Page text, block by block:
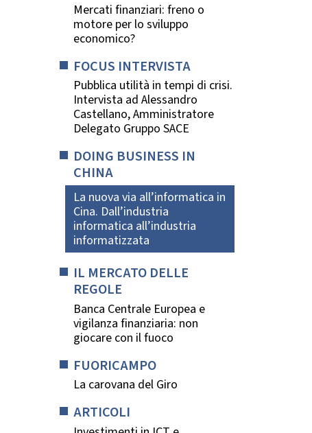
Mercati finanziari: freno o
motore per lo sviluppo
economico?
FOCUS INTERVISTA
Pubblica utilità in tempi di crisi.
Intervista ad Alessandro
Castellano, Amministratore
Delegato Gruppo SACE
DOING BUSINESS IN
CHINA
La nuova via all’informatica in
Cina. Dall’industria
informatica all’industria
informatizzata
IL MERCATO DELLE
REGOLE
Banca Centrale Europea e
vigilanza finanziaria: non
giocare con il fuoco
FUORICAMPO
La carovana del Giro
ARTICOLI